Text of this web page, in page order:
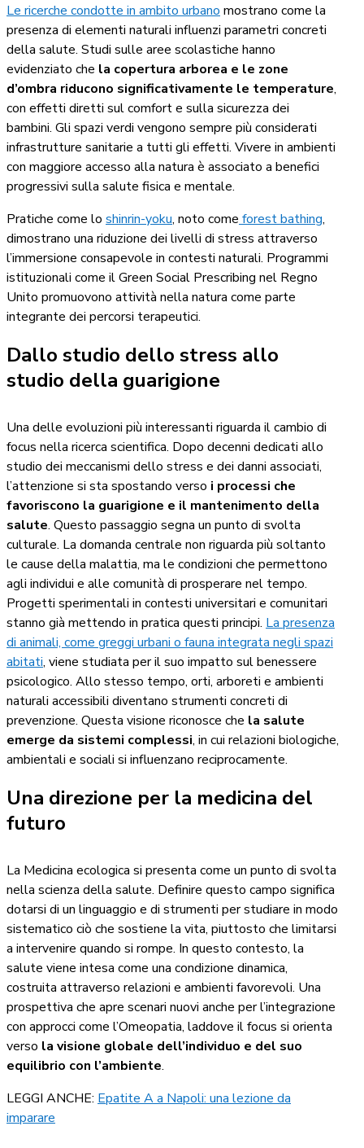
Le ricerche condotte in ambito urbano mostrano come la
presenza di elementi naturali influenzi parametri concreti
della salute. Studi sulle aree scolastiche hanno
evidenziato che la copertura arborea e le zone
d’ombra riducono significativamente le temperature,
con effetti diretti sul comfort e sulla sicurezza dei
bambini. Gli spazi verdi vengono sempre più considerati
infrastrutture sanitarie a tutti gli effetti. Vivere in ambienti
con maggiore accesso alla natura è associato a benefici
progressivi sulla salute fisica e mentale.
Pratiche come lo shinrin-yoku, noto come forest bathing,
dimostrano una riduzione dei livelli di stress attraverso
l’immersione consapevole in contesti naturali. Programmi
istituzionali come il Green Social Prescribing nel Regno
Unito promuovono attività nella natura come parte
integrante dei percorsi terapeutici.
Dallo studio dello stress allo
studio della guarigione
Una delle evoluzioni più interessanti riguarda il cambio di
focus nella ricerca scientifica. Dopo decenni dedicati allo
studio dei meccanismi dello stress e dei danni associati,
l’attenzione si sta spostando verso i processi che
favoriscono la guarigione e il mantenimento della
salute. Questo passaggio segna un punto di svolta
culturale. La domanda centrale non riguarda più soltanto
le cause della malattia, ma le condizioni che permettono
agli individui e alle comunità di prosperare nel tempo.
Progetti sperimentali in contesti universitari e comunitari
stanno già mettendo in pratica questi principi. La presenza
di animali, come greggi urbani o fauna integrata negli spazi
abitati, viene studiata per il suo impatto sul benessere
psicologico. Allo stesso tempo, orti, arboreti e ambienti
naturali accessibili diventano strumenti concreti di
prevenzione. Questa visione riconosce che la salute
emerge da sistemi complessi, in cui relazioni biologiche,
ambientali e sociali si influenzano reciprocamente.
Una direzione per la medicina del
futuro
La Medicina ecologica si presenta come un punto di svolta
nella scienza della salute. Definire questo campo significa
dotarsi di un linguaggio e di strumenti per studiare in modo
sistematico ciò che sostiene la vita, piuttosto che limitarsi
a intervenire quando si rompe. In questo contesto, la
salute viene intesa come una condizione dinamica,
costruita attraverso relazioni e ambienti favorevoli. Una
prospettiva che apre scenari nuovi anche per l’integrazione
con approcci come l’Omeopatia, laddove il focus si orienta
verso la visione globale dell’individuo e del suo
equilibrio con l’ambiente.
LEGGI ANCHE: Epatite A a Napoli: una lezione da
imparare